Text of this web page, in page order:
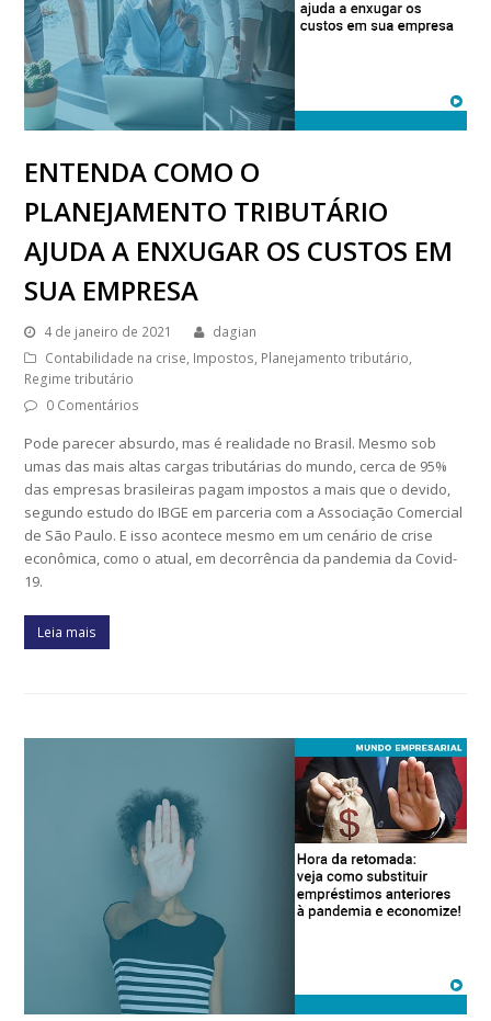
ENTENDA COMO O
PLANEJAMENTO TRIBUTÁRIO
AJUDA A ENXUGAR OS CUSTOS EM
SUA EMPRESA
4 de janeiro de 2021
dagian
Contabilidade na crise, Impostos, Planejamento tributário,
Regime tributário
0 Comentários
Pode parecer absurdo, mas é realidade no Brasil. Mesmo sob
umas das mais altas cargas tributárias do mundo, cerca de 95%
das empresas brasileiras pagam impostos a mais que o devido,
segundo estudo do IBGE em parceria com a Associação Comercial
de São Paulo. E isso acontece mesmo em um cenário de crise
econômica, como o atual, em decorrência da pandemia da Covid-
19.
Leia mais